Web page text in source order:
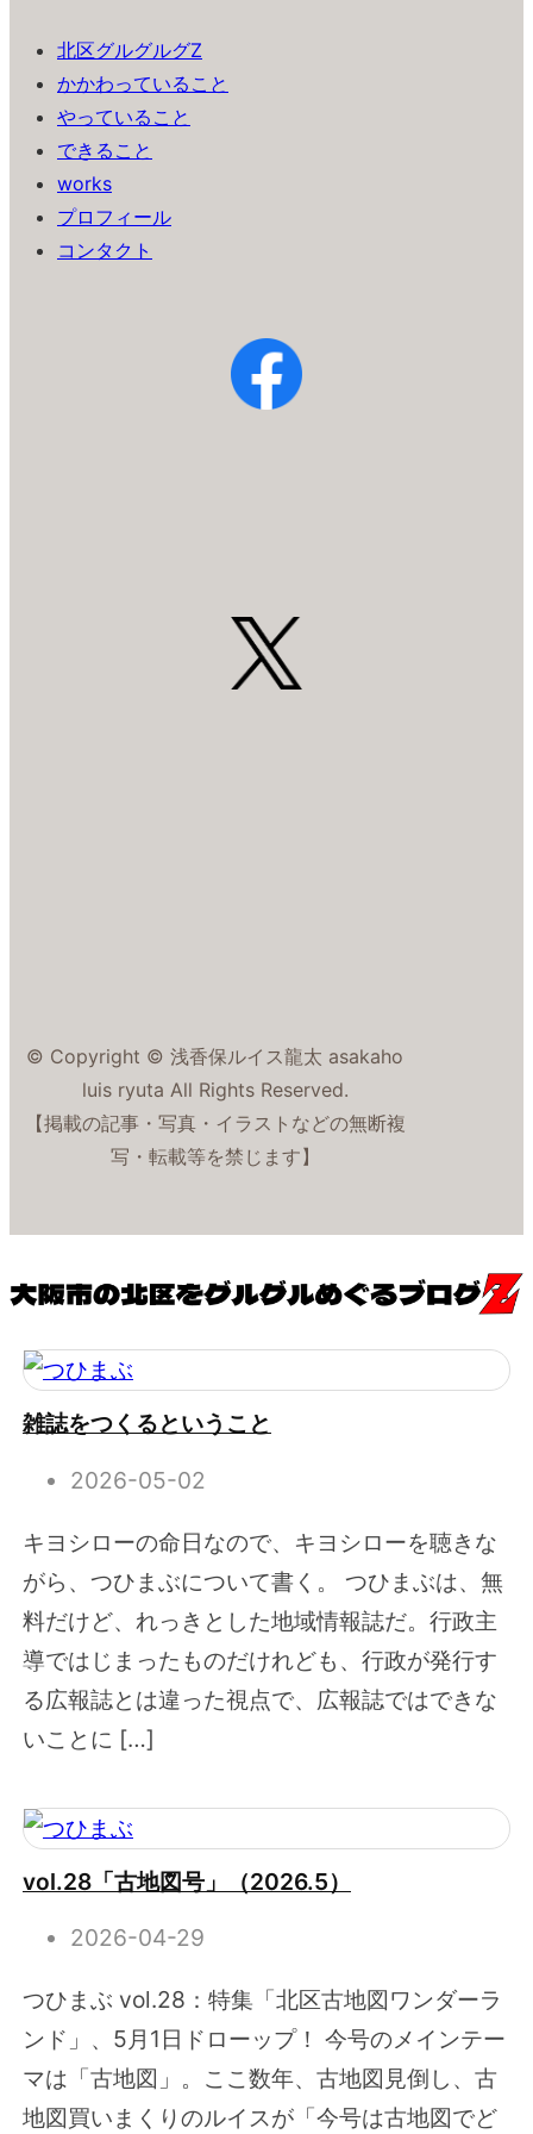
北区グルグルグZ
かかわっていること
やっていること
できること
works
プロフィール
コンタクト
© Copyright © 浅香保ルイス龍太 asakaho
luis ryuta All Rights Reserved.
【掲載の記事・写真・イラストなどの無断複
写・転載等を禁じます】
雑誌をつくるということ
2026-05-02
キヨシローの命日なので、キヨシローを聴きな
がら、つひまぶについて書く。 つひまぶは、無
料だけど、れっきとした地域情報誌だ。行政主
導ではじまったものだけれども、行政が発行す
る広報誌とは違った視点で、広報誌ではできな
いことに […]
vol.28「古地図号」（2026.5）
2026-04-29
つひまぶ vol.28：特集「北区古地図ワンダーラ
ンド」、5月1日ドローップ！ 今号のメインテー
マは「古地図」。ここ数年、古地図見倒し、古
地図買いまくりのルイスが「今号は古地図でど